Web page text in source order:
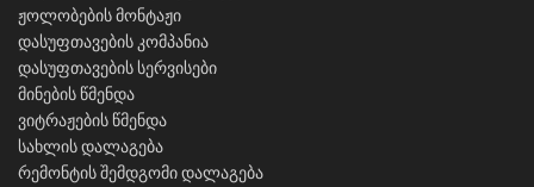
ჟოლობების მონტაჟი
დასუფთავების კომპანია
დასუფთავების სერვისები
მინების წმენდა
ვიტრაჟების წმენდა
სახლის დალაგება
რემონტის შემდგომი დალაგება